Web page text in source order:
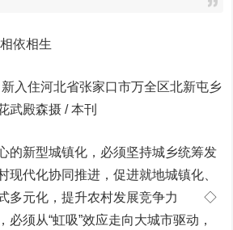
依相生
住河北省张家口市万全区北新屯乡
武殿森摄 / 本刊
新型城镇化，必须坚持城乡统筹发
现代化协同推进，促进就地城镇化、
式多元化，提升农村发展竞争力 ◇
必须从“虹吸”效应走向大城市驱动，